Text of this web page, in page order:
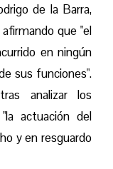
de la Barra,
que "el
en ningún
sus funciones".
analizar los
actuación del
y en resguardo